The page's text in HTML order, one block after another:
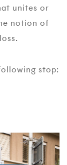
unites or
notion of
stop: